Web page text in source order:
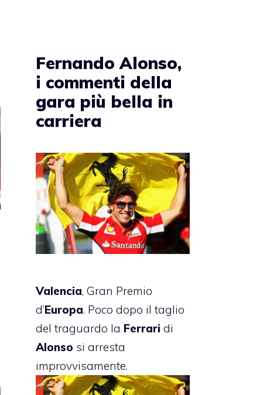
Fernando Alonso,
i commenti della
gara più bella in
carriera
Valencia, Gran Premio
d’Europa. Poco dopo il taglio
del traguardo la Ferraridi
Alonso si arresta
improvvisamente.